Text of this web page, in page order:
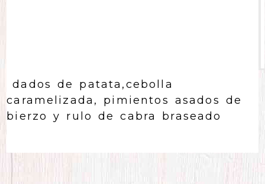
dados de patata,cebolla
caramelizada, pimientos asados de
bierzo y rulo de cabra braseado